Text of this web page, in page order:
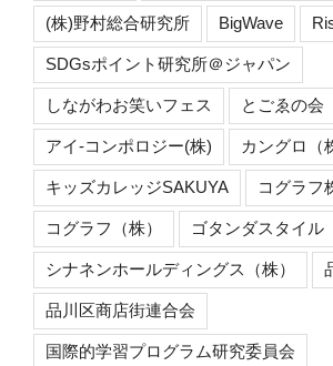
(株)野村総合研究所 BigWave
SDGsポイント研究所＠ジャパン
しながわお笑いフェス とごゑの会
アイ-コンポロジー(株) カングロ（
キッズカレッジSAKUYA コグラフ
コグラフ（株） ゴタンダスタイル
シナネンホールディングス（株）
品川区商店街連合会
国際的学習プログラム研究委員会